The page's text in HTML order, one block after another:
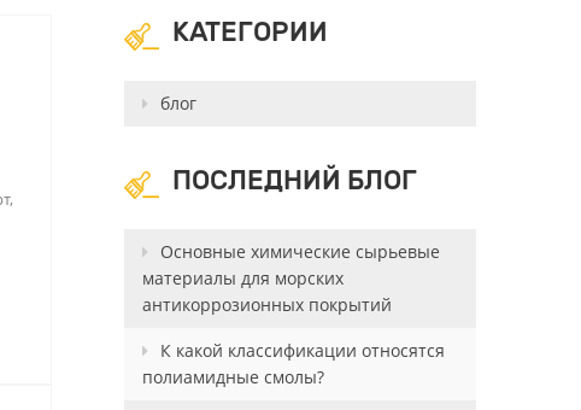
КАТЕГОРИИ
блог
ПОСЛЕДНИЙ БЛОГ
Основные химические сырьевые
материалы для морских
антикоррозионных покрытий
К какой классификации относятся
полиамидные смолы?